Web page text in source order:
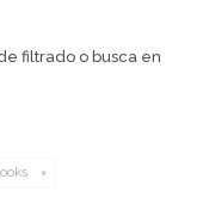
filtrado o busca en